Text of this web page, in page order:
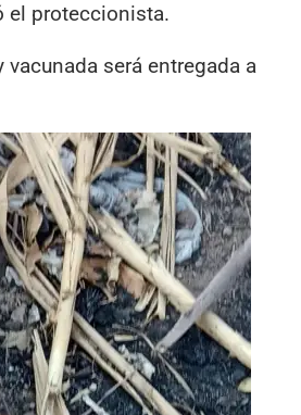
el proteccionista.
será entregada a